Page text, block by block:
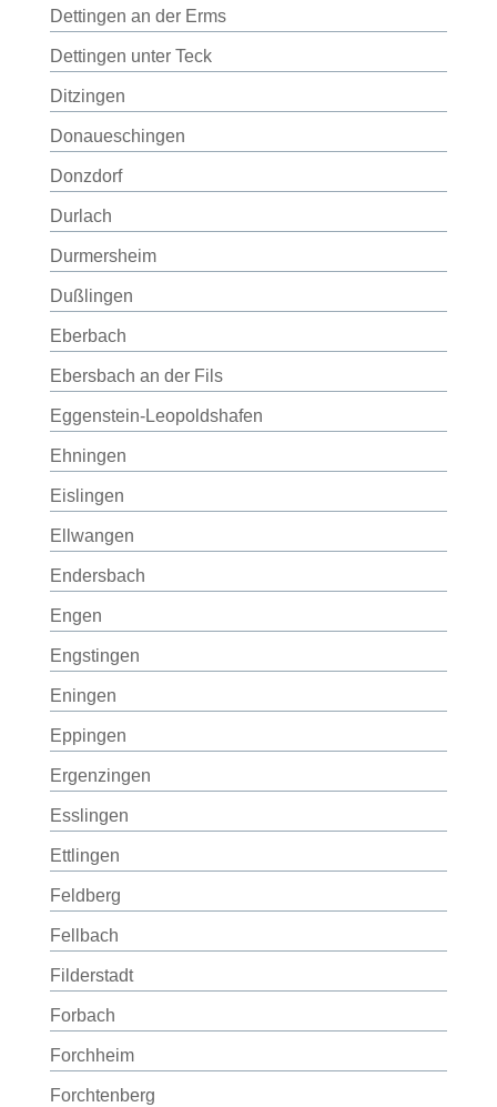
Dettingen an der Erms
Dettingen unter Teck
Ditzingen
Donaueschingen
Donzdorf
Durlach
Durmersheim
Dußlingen
Eberbach
Ebersbach an der Fils
Eggenstein-Leopoldshafen
Ehningen
Eislingen
Ellwangen
Endersbach
Engen
Engstingen
Eningen
Eppingen
Ergenzingen
Esslingen
Ettlingen
Feldberg
Fellbach
Filderstadt
Forbach
Forchheim
Forchtenberg